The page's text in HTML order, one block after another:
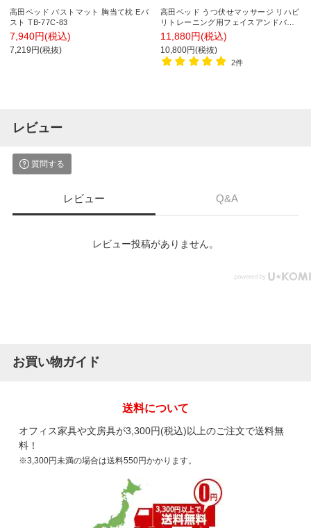
高田ベッド バストマット 胸当て枕 Eバ
スト TB-77C-83
7,940円(税込)
7,219円(税抜)
高田ベッド うつ伏せマッサージ リハビ
リトレーニング用フェイスアンドバス
トマット TB-77C-169
11,880円(税込)
10,800円(税抜)
2件
レビュー
質問する
レビュー Q&A
レビュー投稿がありません。
お買い物ガイド
送料について
オフィス家具や文房具が3,300円(税込)以上のご注文で送料無
料！
※3,300円未満の場合は送料550円かかります。